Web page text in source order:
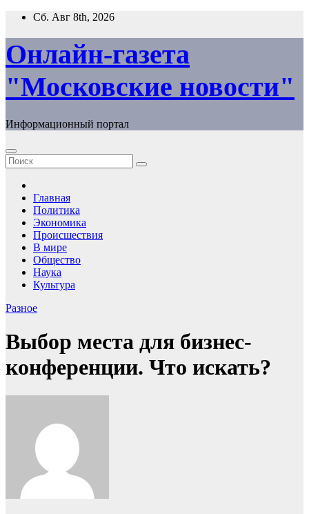
Перейти
содержимому
Сб. Авг 8th, 2026
Онлайн-газета
"Московские новости"
Информационный портал
Главная
Политика
Экономика
Происшествия
В мире
Общество
Наука
Культура
Разное
Выбор места для бизнес-
конференции. Что искать?